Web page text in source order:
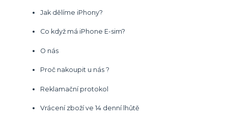
Jak dělíme iPhony?
Co když má iPhone E-sim?
O nás
Proč nakoupit u nás ?
Reklamační protokol
Vrácení zboží ve 14 denní lhůtě